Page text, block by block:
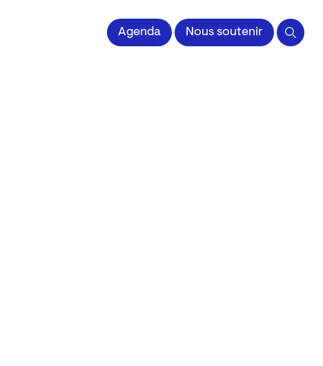
l'Image impriméeAgenda Nous soutenir